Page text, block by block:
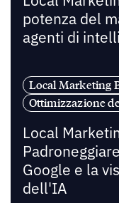
potenza del
agenti di
Local Marketing
Ottimizzazione
Local
Google e la
dell'IA